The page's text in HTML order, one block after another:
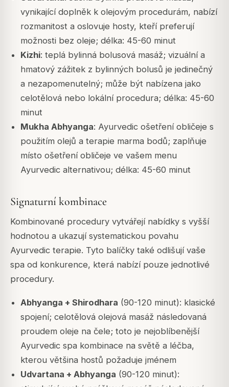
vynikající doplněk k olejovým procedurám, nabízí
rozmanitost a oslovuje hosty, kteří preferují
možnosti bez oleje; délka: 45-60 minut
Kizhi: teplá bylinná bolusová masáž; vizuální a
hmatový zážitek z bylinných bolusů je jedinečný
a nezapomenutelný; může být nabízena jako
celotělová nebo lokální procedura; délka: 45-60
minut
Mukha Abhyanga: Ayurvedic ošetření obličeje s
použitím olejů a terapie marma bodů; zaplňuje
místo ošetření obličeje ve vašem menu
Ayurvedic alternativou; délka: 45-60 minut
Signaturní kombinace
Kombinované procedury vytvářejí nabídky s vyšší
hodnotou a ukazují systematickou povahu
Ayurvedic terapie. Tyto balíčky také odlišují vaše
spa od konkurence, která nabízí pouze jednotlivé
procedury.
Abhyanga + Shirodhara (90-120 minut): klasické
spojení; celotělová olejová masáž následovaná
proudem oleje na čele; toto je nejoblíbenější
Ayurvedic spa kombinace na světě a léčba,
kterou většina hostů požaduje jménem
Udvartana + Abhyanga (90-120 minut):